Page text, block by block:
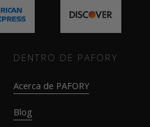
DENTRO DE PAFORY
Acerca de PAFORY
Blog